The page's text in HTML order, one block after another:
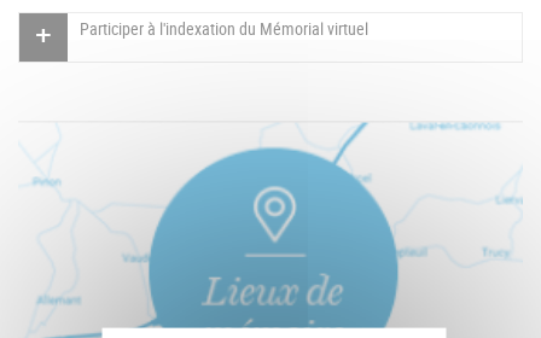
Participer à l'indexation du Mémorial virtuel